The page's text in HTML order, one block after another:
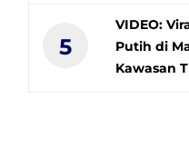
5
VIDEO:
Putih di
Kawasan